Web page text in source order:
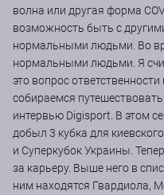
волна или другая форма
возможность быть с
нормальными людьми. Во
нормальными людьми. Я
это вопрос
собираемся
интервью Digisport. В этом
добыл 3 кубка для
и Суперкубок Украины.
за карьеру. Выше него в
ним находятся Гвардиола,